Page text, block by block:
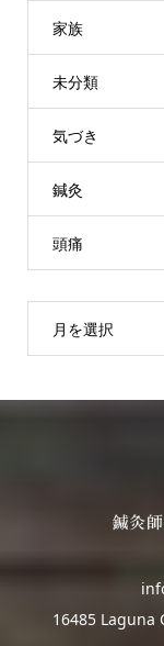
家族
未分類
気づき
鍼灸
頭痛
月を選択
16485 Laguna